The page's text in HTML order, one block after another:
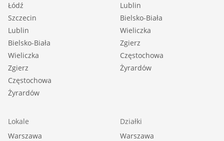
Łódź
Szczecin
Lublin
Bielsko-Biała
Wieliczka
Zgierz
Częstochowa
Żyrardów
Lublin
Bielsko-Biała
Wieliczka
Zgierz
Częstochowa
Żyrardów
Lokale
Warszawa
Działki
Warszawa